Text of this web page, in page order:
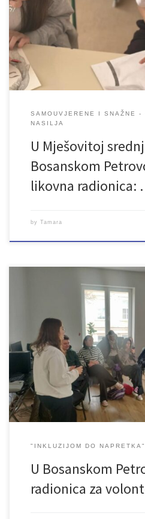
sa svojom mentoricom Almom
kreativnoj likovnoj radionici
daju im snagu. Kroz boje i oblike,
ženama iz svoje porodice, […]
SAMOUVJERENE I SNAŽNE -
NASILJA
U Mješovitoj
Bosanskom
likovna radionica:
by Tamara
U projektu Inkluzijom do napretka
volonterima. Ovaj put radili smo s
Petrovcu. U vrlo opuštenoj i veseloj
radionice “Komunikacija” i
educirati o volonterstvu i uključiti u
način mladi ljudi […]
"INKLUZIJOM DO NAPRETKA"
U Bosanskom
radionica za